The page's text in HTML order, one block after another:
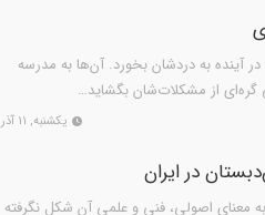
آینده به دردشان بخورد. آن‌ها به مدرسه
گره‌ای از مشکلات‌شان بگشاید…
یکشنبه, ۱۱ آذر
در ایران
معنای اصولی، فنی و علمی آن شکل نگرفته